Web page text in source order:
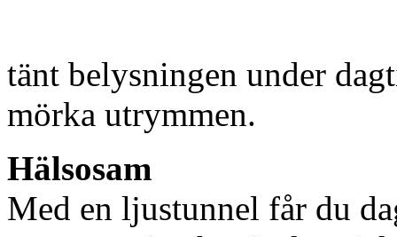
tänt belysningen under
mörka utrymmen.
Hälsosam
Med en ljustunnel får du